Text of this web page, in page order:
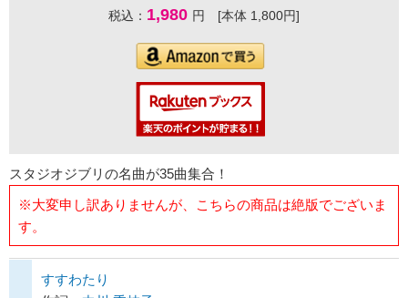
税込： 1,980 円 [本体 1,800円]
スタジオジブリの名曲が35曲集合！
※大変申し訳ありませんが、こちらの商品は絶版でございま
す。
すすわたり